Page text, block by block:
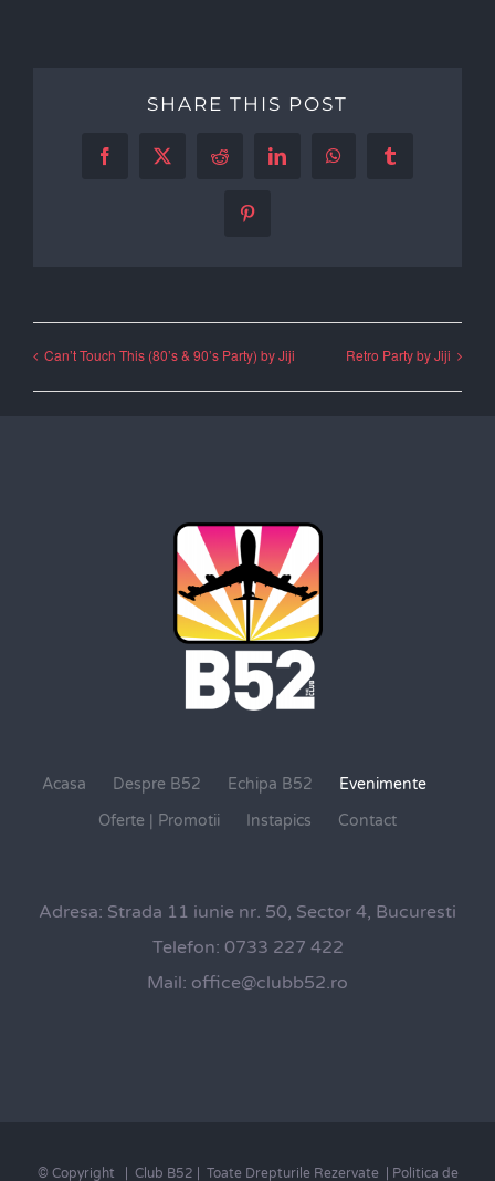
SHARE THIS POST
Facebook
X Reddit LinkedInWhatsAppTumblr
Pinterest
Can’t Touch This (80’s & 90’s Party) by Jiji Retro Party by Jiji
Acasa Despre B52 Echipa B52
Evenimente
Oferte | Promotii
Instapics Contact
Adresa: Strada 11 iunie nr. 50, Sector 4, Bucuresti
Telefon: 0733 227 422
Mail: office@clubb52.ro
© Copyright | Club B52 | Toate Drepturile Rezervate | Politica de